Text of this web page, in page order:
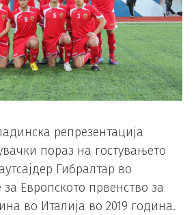
репрезентација
пораз на гостувањето
Гибралтар во
Европското првенство за
во Италија во 2019 година.